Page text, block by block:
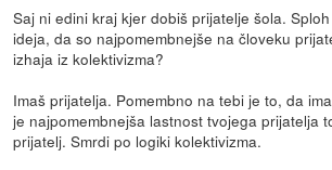
Saj ni edini kraj kjer dobiš prijatelje šola.
ideja, da so najpomembnejše na človeku
izhaja iz kolektivizma?
Imaš prijatelja. Pomembno na tebi je to, da
je najpomembnejša lastnost tvojega prijatelja
prijatelj. Smrdi po logiki kolektivizma.